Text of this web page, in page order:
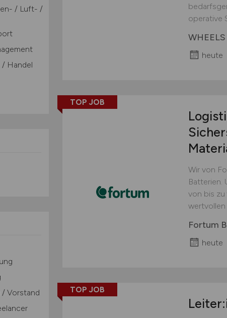
/ Luft- /
/ Handel
Vorstand
operative
heute
TOP JOB
Wir von
Batterien.
von bis zu
wertvollen
Fortum
heute
TOP JOB